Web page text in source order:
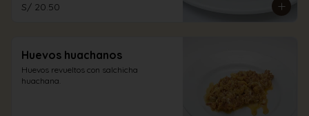
S/ 20.50
Huevos huachanos
Huevos revueltos con salchicha
huachana.